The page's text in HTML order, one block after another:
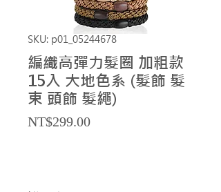
SKU: p01_05244678
編織高彈力髮圈 加粗款
15入 大地色系 (髮飾 髮
束 頭飾 髮繩)
NT$299.00Price